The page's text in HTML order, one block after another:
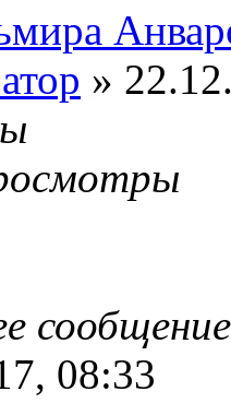
»
08:33